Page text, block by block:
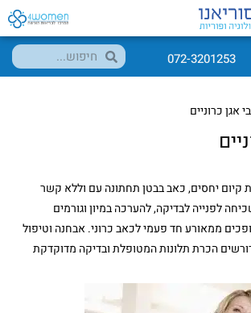
072-3201253
אגן כרוניים
קיום יחסים, כאב בבטן תחתונה עם וללא קשר
לפנייה לבדיקה, להערכה במיון וגורמים
ממאורע חד פעמי לכאב כרוני. אבחנה וטיפול